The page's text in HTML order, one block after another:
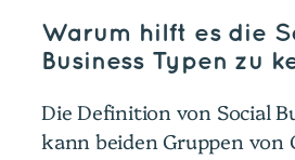
Warum hilft es die
Business Typen zu
Die Definition von Social
kann beiden Gruppen von